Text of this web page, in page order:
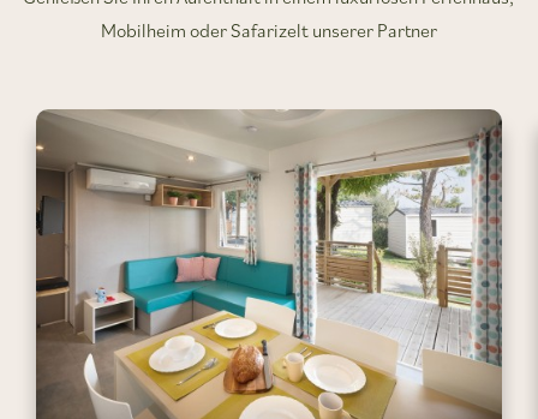
Mobilheim oder Safarizelt unserer Partner